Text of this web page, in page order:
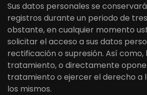
Sus datos personales se
registros durante un periodo de
obstante, en cualquier momento
solicitar el acceso a sus datos
rectificación o supresión. Así como,
tratamiento, o directamente
tratamiento o ejercer el derecho a
los mismos.